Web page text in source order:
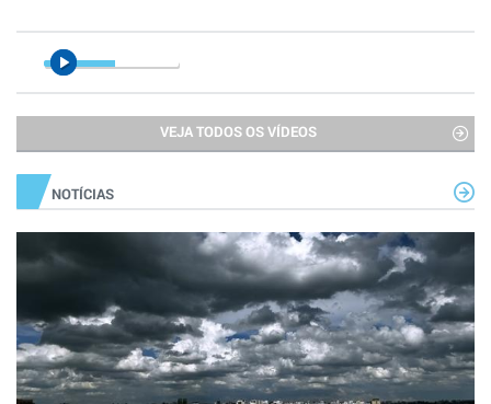
VEJA TODOS OS VÍDEOS
NOTÍCIAS